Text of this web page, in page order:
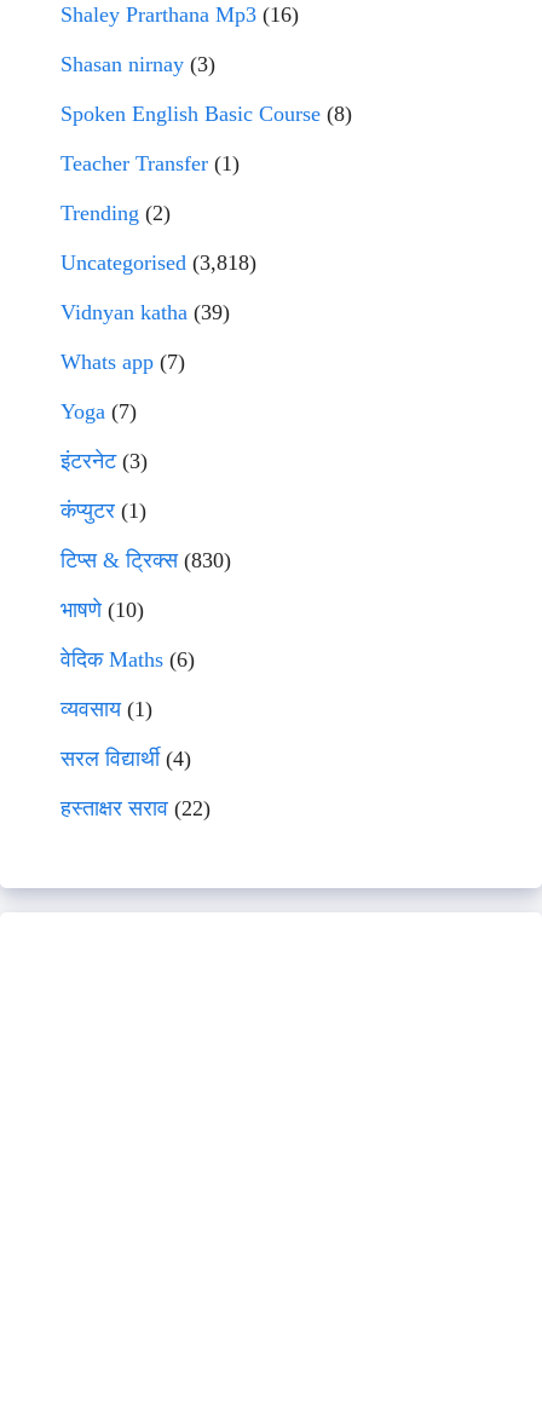
Shaley Prarthana Mp3 (16)
Shasan nirnay (3)
Spoken English Basic Course (8)
Teacher Transfer (1)
Trending (2)
Uncategorised (3,818)
Vidnyan katha (39)
Whats app (7)
Yoga (7)
इंटरनेट(3)
कंप्युटर (1)
टिप्स & ट्रिक्स(830)
भाषणे(10)
वेदिक Maths (6)
व्यवसाय(1)
सरल विद्यार्थी(4)
हस्ताक्षर सराव (22)